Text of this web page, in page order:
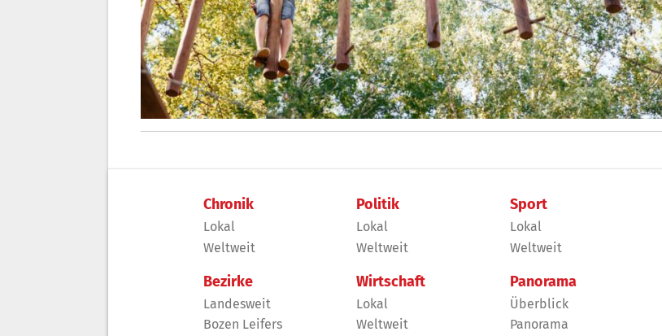
Chronik
Lokal
Weltweit
Bezirke
Landesweit
Bozen Leifers
Politik
Lokal
Weltweit
Wirtschaft
Lokal
Weltweit
Sport
Lokal
Weltweit
Panorama
Überblick
Panorama